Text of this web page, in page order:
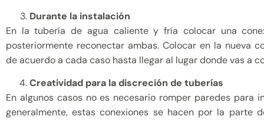
Durante la instalación
En la tubería de agua caliente y fría colocar una
posteriormente reconectar ambas. Colocar en la nueva
de acuerdo a cada caso hasta llegar al lugar donde vas a
Creatividad para la discreción de tuberías
En algunos casos no es necesario romper paredes para
generalmente, estas conexiones se hacen por la parte